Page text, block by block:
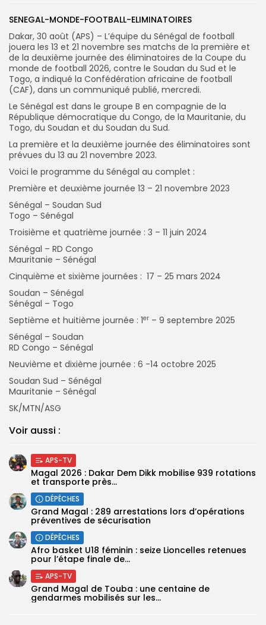
SENEGAL-MONDE-FOOTBALL-ELIMINATOIRES
Dakar, 30 août (APS) – L’équipe du Sénégal de football
jouera les 13 et 21 novembre ses matchs de la première et
de la deuxième journée des éliminatoires de la Coupe du
monde de football 2026, contre le Soudan du Sud et le
Togo, a indiqué la Confédération africaine de football
(CAF), dans un communiqué publié, mercredi.
Le Sénégal est dans le groupe B en compagnie de la
République démocratique du Congo, de la Mauritanie, du
Togo, du Soudan et du Soudan du Sud.
La première et la deuxième journée des éliminatoires sont
prévues du 13 au 21 novembre 2023.
Voici le programme du Sénégal au complet :
Première et deuxième journée 13 – 21 novembre 2023
Sénégal – Soudan Sud
Togo – Sénégal
Troisième et quatrième journée : 3 – 11 juin 2024
Sénégal – RD Congo
Mauritanie – Sénégal
Cinquième et sixième journées : 17 – 25 mars 2024
Soudan – Sénégal
Sénégal – Togo
Septième et huitième journée : 1er – 9 septembre 2025
Sénégal – Soudan
RD Congo – Sénégal
Neuvième et dixième journée : 6 -14 octobre 2025
Soudan Sud – Sénégal
Mauritanie – Sénégal
SK/MTN/ASG
Voir aussi :
APS-TV
Magal 2026 : Dakar Dem Dikk mobilise 939 rotations
et transporte près...
DÉPÊCHES
Grand Magal : 289 arrestations lors d’opérations
préventives de sécurisation
DÉPÊCHES
‎Afro basket U18 féminin : seize Lioncelles retenues
pour l’étape finale de...
APS-TV
Grand Magal de Touba : une centaine de
gendarmes mobilisés sur les...